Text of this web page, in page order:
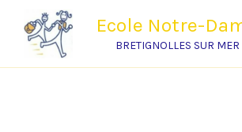
contenu
Ecole Notre-
BRETIGNOLLES SUR MER